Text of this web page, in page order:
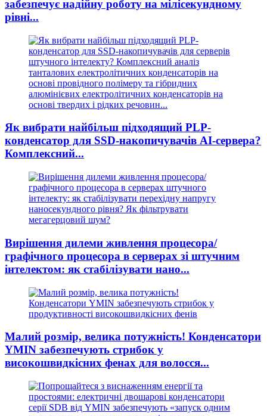
забезпечує надійну роботу на мілісекундному
рівні...
Як вибрати найбільш підходящий PLP-
конденсатор для SSD-накопичувачів AI-сервера?
Комплексний...
Вирішення дилеми живлення процесора/
графічного процесора в серверах зі штучним
інтелектом: як стабілізувати нано...
Малий розмір, велика потужність! Конденсатори
YMIN забезпечують стрибок у
високошвидкісних фенах для волосся...